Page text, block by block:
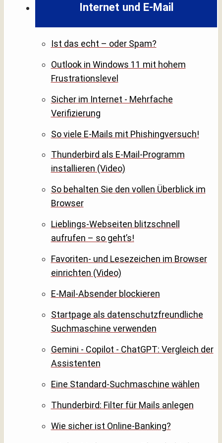
Internet und E-Mail
Ist das echt – oder Spam?
Outlook in Windows 11 mit hohem
Frustrationslevel
Sicher im Internet - Mehrfache
Verifizierung
So viele E-Mails mit Phishingversuch!
Thunderbird als E-Mail-Programm
installieren (Video)
So behalten Sie den vollen Überblick im
Browser
Lieblings-Webseiten blitzschnell
aufrufen – so geht’s!
Favoriten- und Lesezeichen im Browser
einrichten (Video)
E-Mail-Absender blockieren
Startpage als datenschutzfreundliche
Suchmaschine verwenden
Gemini - Copilot - ChatGPT: Vergleich der
Assistenten
Eine Standard-Suchmaschine wählen
Thunderbird: Filter für Mails anlegen
Wie sicher ist Online-Banking?